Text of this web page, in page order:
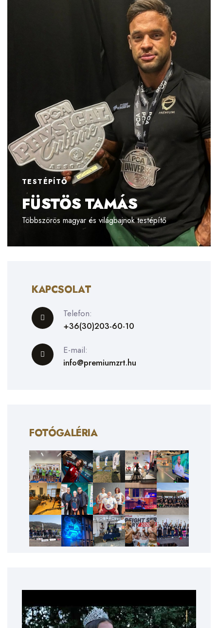
TESTÉPÍTŐ
FÜSTÖS TAMÁS
Többszörös magyar és világbajnok testépítő
KAPCSOLAT
Telefon:
+36(30)203-60-10
E-mail:
info@premiumzrt.hu
FOTÓGALÉRIA